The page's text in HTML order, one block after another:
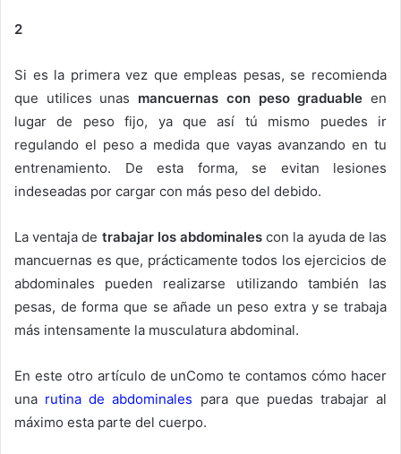
2
Si es la primera vez que empleas pesas, se recomienda
que utilices unas mancuernas con peso graduable en
lugar de peso fijo, ya que así tú mismo puedes ir
regulando el peso a medida que vayas avanzando en tu
entrenamiento. De esta forma, se evitan lesiones
indeseadas por cargar con más peso del debido.
La ventaja de trabajar los abdominales con la ayuda de las
mancuernas es que, prácticamente todos los ejercicios de
abdominales pueden realizarse utilizando también las
pesas, de forma que se añade un peso extra y se trabaja
más intensamente la musculatura abdominal.
En este otro artículo de unComo te contamos cómo hacer
una rutina de abdominales para que puedas trabajar al
máximo esta parte del cuerpo.